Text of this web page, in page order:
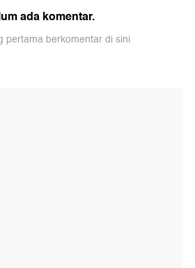
ada komentar.
pertama berkomentar di sini